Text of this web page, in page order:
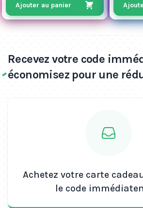
Ajouter au panier
Recevez votre code
économisez pour une
Achetez votre carte
le code